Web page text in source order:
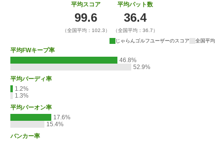
平均スコア
99.6
（全国平均：102.3）
平均パット数
36.4
（全国平均：36.7）
じゃらんゴルフユーザーのスコア
全国平均
平均FWキープ率
46.8%
52.9%
平均バーディ率
1.2%
1.3%
平均パーオン率
17.6%
15.4%
バンカー率